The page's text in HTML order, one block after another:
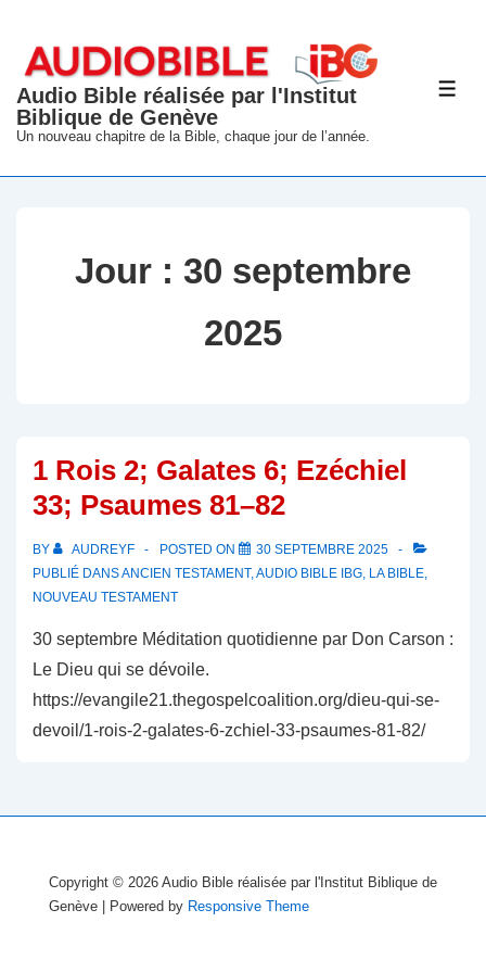
passer
contenu
principal
Audio Bible réalisée par l'Institut
Biblique de Genève
Un nouveau chapitre de la Bible, chaque jour de l’année.
Jour : 30 septembre
2025
1 Rois 2; Galates 6; Ezéchiel
33; Psaumes 81–82
BY AUDREYF POSTED ON
30 SEPTEMBRE 2025
PUBLIÉ DANSANCIEN TESTAMENT,AUDIO BIBLE IBG, LA BIBLE,
NOUVEAU TESTAMENT
30 septembre Méditation quotidienne par Don Carson :
Le Dieu qui se dévoile.
https://evangile21.thegospelcoalition.org/dieu-qui-se-
devoil/1-rois-2-galates-6-zchiel-33-psaumes-81-82/
Copyright © 2026 Audio Bible réalisée par l'Institut Biblique de
Genève
| Powered by Responsive Theme